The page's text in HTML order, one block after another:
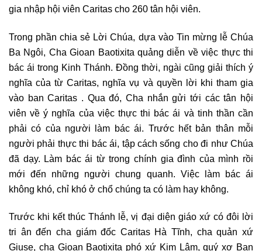
gia nhập hội viên Caritas cho 260 tân hội viên.
Trong phần chia sẻ Lời Chúa, dựa vào Tin mừng lễ Chúa
Ba Ngôi, Cha Gioan Baotixita quảng diễn về việc thực thi
bác ái trong Kinh Thánh. Đồng thời, ngài cũng giải thích ý
nghĩa của từ Caritas, nghĩa vụ và quyền lời khi tham gia
vào ban Caritas . Qua đó, Cha nhắn gửi tới các tân hội
viên về ý nghĩa của việc thực thi bác ái và tinh thần cần
phải có của người làm bác ái. Trước hết bản thân mỗi
người phải thực thi bác ái, tập cách sống cho đi như Chúa
đã dạy. Làm bác ái từ trong chính gia đình của mình rồi
mới đến những người chung quanh. Việc làm bác ái
không khó, chỉ khó ở chổ chúng ta có làm hay không.
Trước khi kết thúc Thánh lễ, vị đại diện giáo xứ có đôi lời
tri ân đến cha giám đốc Caritas Hà Tĩnh, cha quản xứ
Giuse, cha Gioan Baotixita phó xứ Kim Lâm, quý xơ Ban